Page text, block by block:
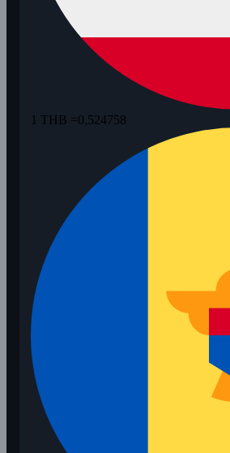
1 THB =0,524758